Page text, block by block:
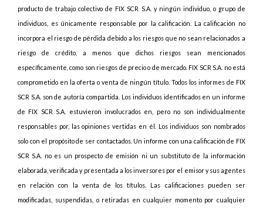
producto de trabajo colectivo de FIX SCR S.A. y ningún individuo, o grupo de
individuos, es únicamente responsable por la calificación. La calificación no
incorpora el riesgo de pérdida debido a los riesgos que no sean relacionados a
riesgo de crédito, a menos que dichos riesgos sean mencionados
específicamente, como son riesgos de precio o de mercado. FIX SCR S.A. no está
comprometido en la oferta o venta de ningún título. Todos los informes de FIX
SCR S.A. son de autoría compartida. Los individuos identificados en un informe
de FIX SCR S.A. estuvieron involucrados en, pero no son individualmente
responsables por, las opiniones vertidas en él. Los individuos son nombrados
solo con el propósito de ser contactados. Un informe con una calificación de FIX
SCR S.A. no es un prospecto de emisión ni un substituto de la información
elaborada, verificada y presentada a los inversores por el emisor y sus agentes
en relación con la venta de los títulos. Las calificaciones pueden ser
modificadas, suspendidas, o retiradas en cualquier momento por cualquier